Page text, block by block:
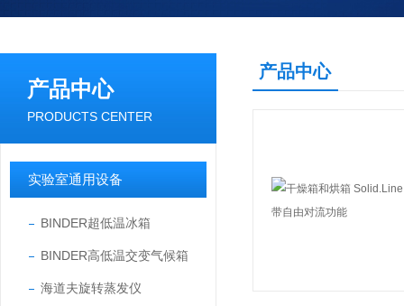
产品中心
PRODUCTS CENTER
实验室通用设备
BINDER超低温冰箱
BINDER高低温交变气候箱
海道夫旋转蒸发仪
产品中心